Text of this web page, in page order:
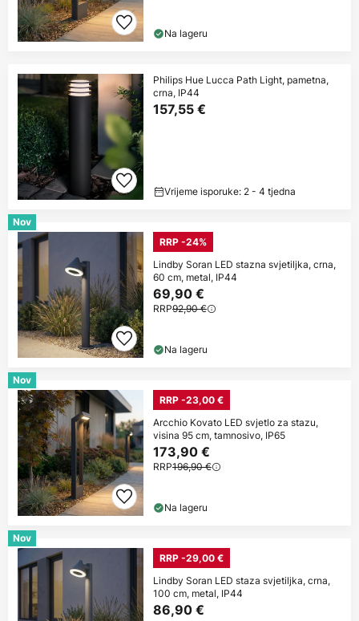
Na lageru
Philips Hue Lucca Path Light, pametna,
crna, IP44
157,55 €
Vrijeme isporuke: 2 - 4 tjedna
Nov
RRP -24%
Lindby Soran LED stazna svjetiljka, crna,
60 cm, metal, IP44
69,90 €
RRP92,90 €
Na lageru
Nov
RRP -23,00 €
Arcchio Kovato LED svjetlo za stazu,
visina 95 cm, tamnosivo, IP65
173,90 €
RRP196,90 €
Na lageru
Nov
RRP -29,00 €
Lindby Soran LED staza svjetiljka, crna,
100 cm, metal, IP44
86,90 €